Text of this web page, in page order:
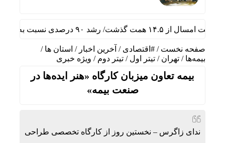
به مدت مشابه سال گذشته
صفحه نخست / #اقتصادی / آخرین اخبار / استان ها /
بیمه‌ها / تهران / تیتر اول / تیتر دوم / ویژه خبری
بیمه تعاون میزبان کارگاه «هنر ایده‌ها در
صنعت بیمه»
ندای زاگرس – نخستین روز از کارگاه تخصصی طراحی